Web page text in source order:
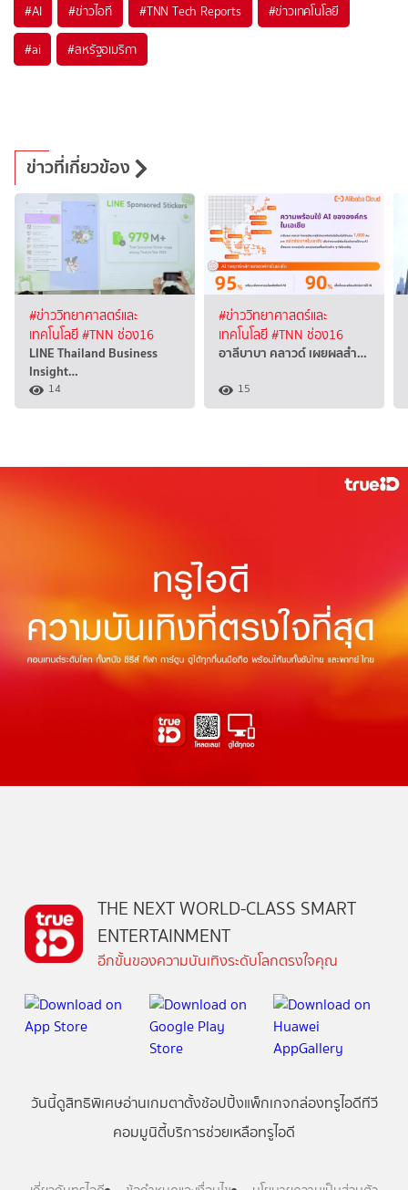
#AI #ข่าวไอที #TNN Tech Reports #ข่าวเทคโนโลยี
#ai #สหรัฐอเมริกา
ข่าวที่เกี่ยวข้อง
#ข่าววิทยาศาสตร์และ
เทคโนโลยี#TNN ช่อง16
LINE Thailand Business
Insight…
14
#ข่าววิทยาศาสตร์และ
เทคโนโลยี#TNN ช่อง16
อาลีบาบา คลาวด์ เผยผลสำ…
15
THE NEXT WORLD-CLASS SMART
ENTERTAINMENT
อีกขั้นของความบันเทิงระดับโลกตรงใจคุณ
วันนี้ดูสิทธิพิเศษอ่านเกมตาตั้งช้อปปิ้งแพ็กเกจกล่องทรูไอดีทีวี
คอมมูนิตี้บริการช่วยเหลือทรูไอดี